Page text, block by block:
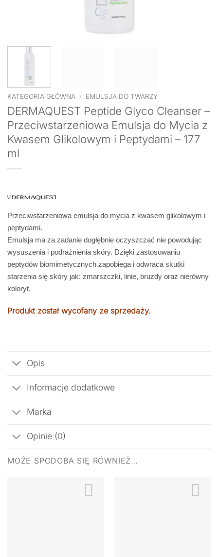
KATEGORIA GŁÓWNA / EMULSJA DO TWARZY
DERMAQUEST Peptide Glyco Cleanser –
Przeciwstarzeniowa Emulsja do Mycia z
Kwasem Glikolowym i Peptydami – 177
ml
Przeciwstarzeniowa emulsja do mycia z kwasem glikolowym i
peptydami.
Emulsja ma za zadanie dogłębnie oczyszczać nie powodując
wysuszenia i podrażnienia skóry. Dzięki zastosowaniu
peptydów biomimetycznych zapobiega i odwraca skutki
starzenia się skóry jak: zmarszczki, linie, bruzdy oraz nierówny
koloryt.
Produkt został wycofany ze sprzedaży.
Opis
Informacje dodatkowe
Marka
Opinie (0)
MOŻE SPODOBA SIĘ RÓWNIEŻ…